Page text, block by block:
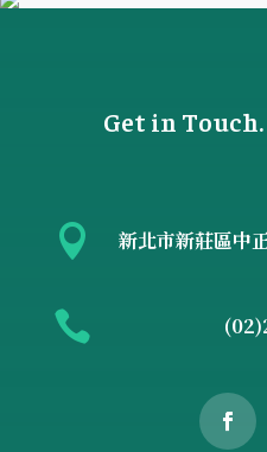
Get in
 新北市新莊區中
